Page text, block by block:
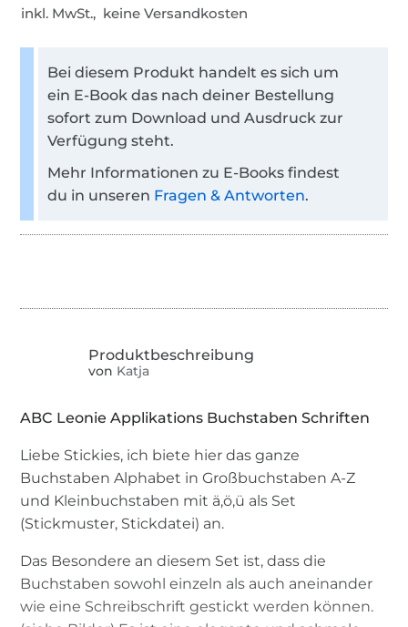
inkl. MwSt., keine Versandkosten
Bei diesem Produkt handelt es sich um
ein E-Book das nach deiner Bestellung
sofort zum Download und Ausdruck zur
Verfügung steht.
Mehr Informationen zu E-Books findest
du in unseren Fragen & Antworten.
von Katja
ABC Leonie Applikations Buchstaben Schriften
Liebe Stickies, ich biete hier das ganze
Buchstaben Alphabet in Großbuchstaben A-Z
und Kleinbuchstaben mit ä,ö,ü als Set
(Stickmuster, Stickdatei) an.
Das Besondere an diesem Set ist, dass die
Buchstaben sowohl einzeln als auch aneinander
wie eine Schreibschrift gestickt werden können.